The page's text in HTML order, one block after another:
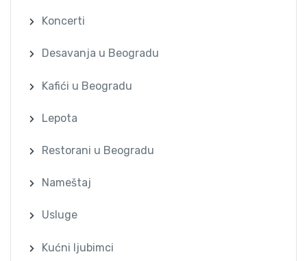
Koncerti
Desavanja u Beogradu
Kafići u Beogradu
Lepota
Restorani u Beogradu
Nameštaj
Usluge
Kućni ljubimci